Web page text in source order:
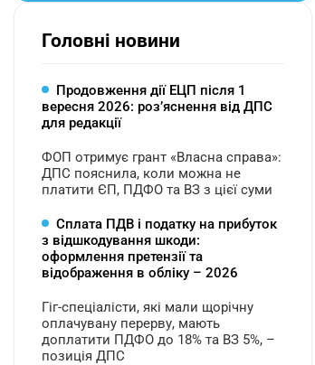
Головні новини
Продовження дії ЕЦП після 1
вересня 2026: розʼяснення від ДПС
для редакції
ФОП отримує грант «Власна справа»:
ДПС пояснила, коли можна не
платити ЄП, ПДФО та ВЗ з цієї суми
Сплата ПДВ і податку на прибуток
з відшкодування шкоди:
оформлення претензії та
відображення в обліку – 2026
Гіг-спеціалісти, які мали щорічну
оплачувану перерву, мають
доплатити ПДФО до 18% та ВЗ 5%, –
позиція ДПС